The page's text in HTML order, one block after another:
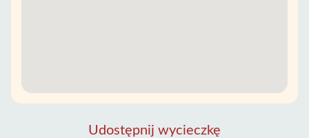
Udostępnij wycieczkę